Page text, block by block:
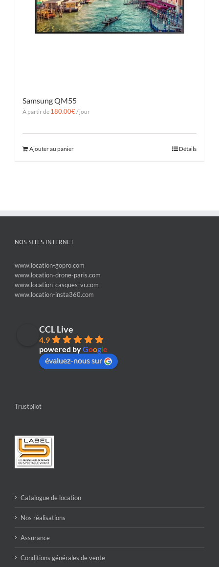
Samsung QM55
À partir de 180.00€/ jour
Ajouter au panier Détails
NOS SITES INTERNET
www.location-gopro.com
www.location-drone-paris.com
www.location-casques-vr.com
www.location-insta360.com
CCL Live
4.9
powered byGoogle
évaluez-nous sur
Trustpilot
Catalogue de location
Nos réalisations
Assurance
Conditions générales de vente